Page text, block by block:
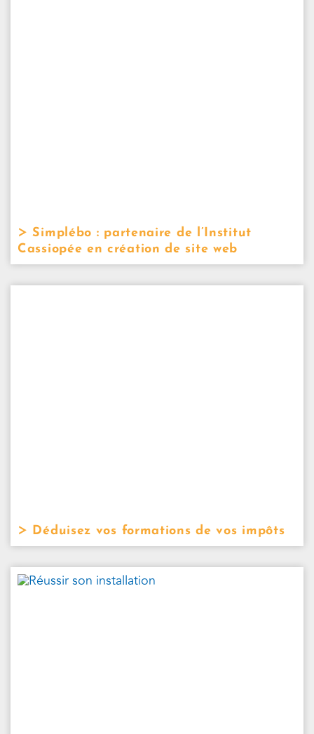
Simplébo : partenaire de l’Institut
Cassiopée en création de site web
Déduisez vos formations de vos impôts